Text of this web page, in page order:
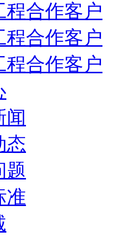
程合作客户
程合作客户
程合作客户
闻
态
题
准